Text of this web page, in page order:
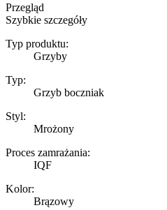
Przegląd
Szybkie szczegóły
Typ produktu:
Grzyby
Typ:
Grzyb boczniak
Styl:
Mrożony
Proces zamrażania:
IQF
Kolor:
Brązowy